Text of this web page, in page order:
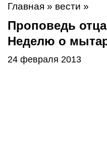
Главная » вести »
Проповедь
Неделю о
24 февраля 2013